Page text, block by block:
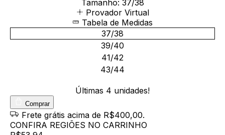
Tamanho: 37/38
Provador Virtual
Tabela de Medidas
37/38
39/40
41/42
43/44
Últimas 4 unidades!
Comprar
Frete grátis acima de R$400,00.
CONFIRA REGIÕES NO CARRINHO